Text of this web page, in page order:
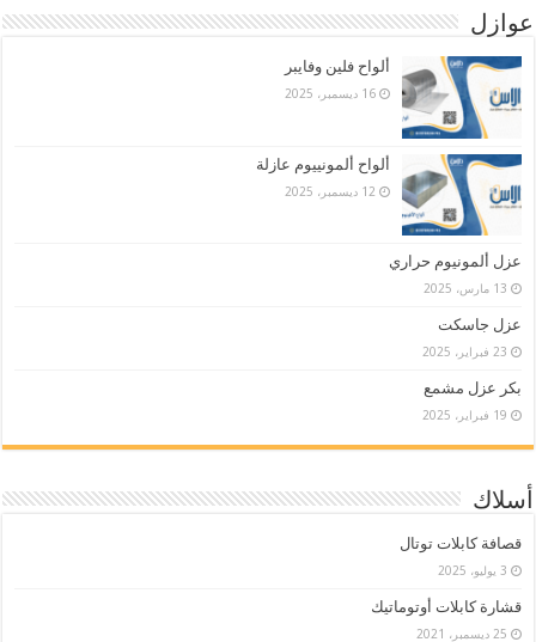
عوازل
ألواح فلين وفايبر
16 ديسمبر، 2025
ألواح ألمونييوم عازلة
12 ديسمبر، 2025
عزل ألمونيوم حراري
13 مارس، 2025
عزل جاسكت
23 فبراير، 2025
بكر عزل مشمع
19 فبراير، 2025
أسلاك
قصافة كابلات توتال
3 يوليو، 2025
قشارة كابلات أوتوماتيك
25 ديسمبر، 2021